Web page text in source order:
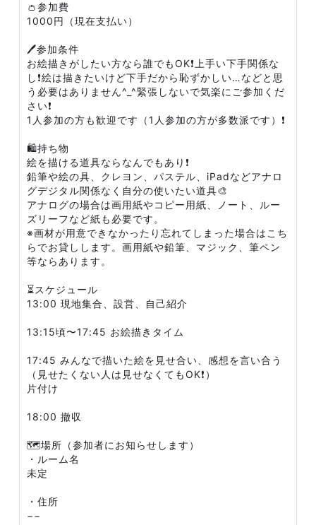
👛参加費
1000円（現在支払い）
🖊参加条件
お絵描きがしたい方なら誰でもOK❗上手い下手関係な
し❗絵は描きたいけど下手だから恥ずかしい…などと思
う必要はありません^_^緊張しないで気楽にご参加くだ
さい❗
1人参加の方も歓迎です（1人参加の方が多数派です）❗
🛍持ち物
絵を描ける道具ならなんでもあり❗
鉛筆や絵の具、クレヨン、パステル、iPadなどアナロ
グデジタル関係なく自分の使いたい道具🎨
アナログの場合は画用紙やコピー用紙、ノート、ルー
ズリーフなど紙も必要です。
※画材が用意できなかったり忘れてしまった場合はこち
らでお貸しします。画用紙や鉛筆、マジック、筆ペン
等ならあります。
⏳スケジュール
13:00 現地集合、設営、自己紹介
13:15頃〜17:45 お絵描きタイム
17:45 みんなで描いた絵を見せ合い、感想を言い合う
（見せたくない人は見せなくてもOK❗）
片付け
18:00 撤収
🗺場所（参加者にお知らせします）
・ルーム名
未定
・住所
−−